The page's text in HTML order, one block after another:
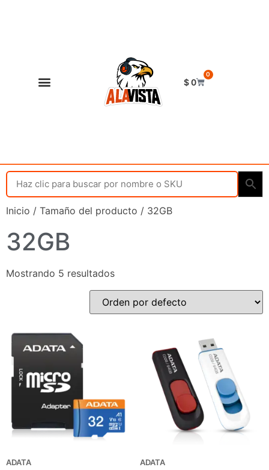
$0
0
Inicio / Tamaño del producto / 32GB
32GB
Mostrando 5 resultados
ADATA ADATA